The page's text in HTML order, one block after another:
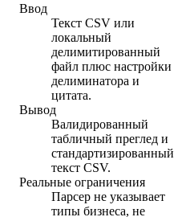
Ввод
Текст CSV или
локальный
делимитированный
файл плюс настройки
делиминатора и
цитата.
Вывод
Валидированный
табличный преглед и
стандартизированный
текст CSV.
Реальные ограничения
Парсер не указывает
типы бизнеса, не